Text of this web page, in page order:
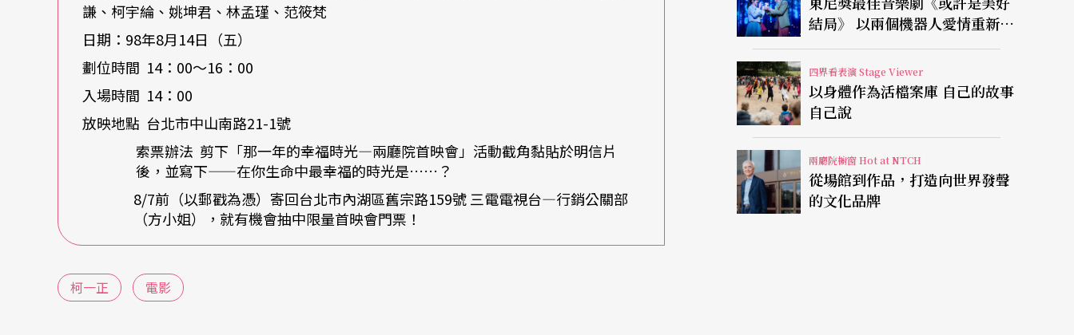
最大誘因。此次他在戲裡飾演一個城府很深的總裁，穿著高級西裝，與平常的他完全不同，他笑
稱自己只有在球場上打高爾夫球最有架勢，因為平常就常常在打。而這次和許多年輕演員的合作
讓柯一正觀察到，這一代的演員壓力很大，因為知道不努力很快就會消失，現在年輕人雖然外表
看起來皮皮的，其實都很認真，內心很在乎自己在做的事情。
創意是未來最大的競爭力
每一個人都需要紓解的出口，尤其是身為創作者，與朋友之間的對談常常讓柯一正能夠整理或激
發一些靈感。柯一正覺得台灣人的友情很特別，在國外大家都注重隱私，很多事不問，周末也不
曾經有一陣子，每個周末和一群朋友從晚上七、八點聊到隔天晚上吃完晚飯再解散；那是很有趣
謙、柯宇綸、姚坤君、林孟瑾、范筱梵
日期：98年8月14日（五）
劃位時間 14：00～16：00
入場時間 14：00
放映地點 台北市中山南路21-1號
索票辦法 剪下「那一年的幸福時光—兩廳院首映會」活動截角黏貼於明信片
後，並寫下——在你生命中最幸福的時光是……？
8/7前（以郵戳為憑）寄回台北市內湖區舊宗路159號 三電電視台—行銷公關部
（方小姐），就有機會抽中限量首映會門票！
柯一正 電影
結局》 以兩個機器人愛情重新凝
視有限人生
四界看表演 Stage Viewer
以身體作為活檔案庫 自己的故事
自己說
兩廳院櫥窗 Hot at NTCH
從場館到作品，打造向世界發聲
的文化品牌